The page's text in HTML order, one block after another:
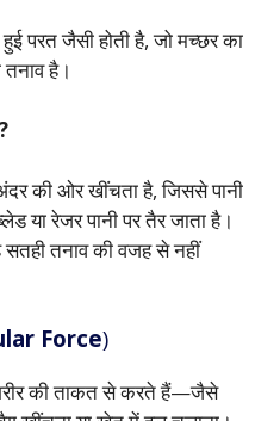
परत जैसी होती है, जो मच्छर का
है।
की ओर खींचता है, जिससे पानी
या रेजर पानी पर तैर जाता है।
तनाव की वजह से नहीं
Force)
की ताकत से करते हैं—जैसे